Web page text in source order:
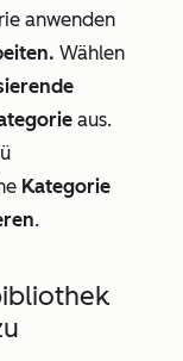
anwenden
Wählen
aus.
Kategorie
.